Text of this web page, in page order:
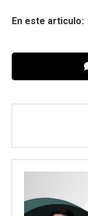
En este articulo: